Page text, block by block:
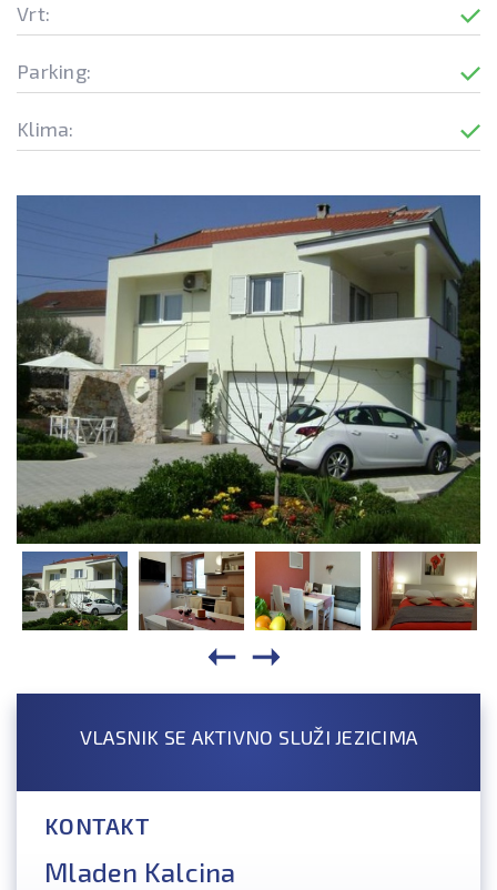
Vrt:
Parking:
Klima:
VLASNIK SE AKTIVNO SLUŽI JEZICIMA
KONTAKT
Mladen Kalcina